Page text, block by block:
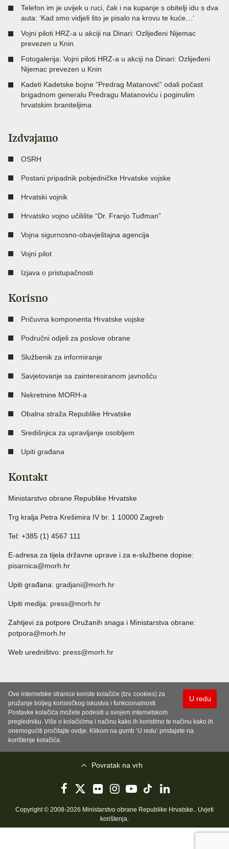
Telefon im je uvijek u ruci, čak i na kupanje s obitelji idu s dva
auta: ‘Kad smo vidjeli što je pisalo na krovu te kuće…‘
Vojni piloti HRZ-a u akciji na Dinari: Ozlijeđeni Nijemac
prevezen u Knin
Fotogalerija: Vojni piloti HRZ-a u akciji na Dinari: Ozlijeđeni
Nijemac prevezen u Knin
Kadeti Kadetske bojne “Predrag Matanović” odali počast
brigadnom generalu Predragu Matanoviću i poginulim
hrvatskim braniteljima
Izdvajamo
OSRH
Postani pripadnik pobjedničke Hrvatske vojske
Hrvatski vojnik
Hrvatsko vojno učilište “Dr. Franjo Tuđman”
Vojna sigurnosno-obavještajna agencija
Vojni pilot
Izjava o pristupačnosti
Korisno
Pričuvna komponenta Hrvatske vojske
Područni odjeli za poslove obrane
Službenik za informiranje
Savjetovanje sa zainteresiranom javnošću
Nekretnine MORH-a
Obalna straža Republike Hrvatske
Središnjica za upravljanje osobljem
Upiti građana
Kontakt
Ministarstvo obrane Republike Hrvatske
Trg kralja Petra Krešimira IV br. 1 10000 Zagreb
Tel: +385 (1) 4567 111
E-adresa za tijela državne uprave i za e-službene dopise:
pisarnica@morh.hr
Upiti građana: gradjani@morh.hr
Upiti medija: press@morh.hr
Zahtjevi za potpore Oružanih snaga i Ministarstva obrane:
potpora@morh.hr
Web uredništvo: press@morh.hr
U redu
Ove internetske stranice koriste kolačiće (tzv. cookies) za
pružanje boljeg korisničkog iskustva i funkcionalnosti.
Postavke kolačića možete podesiti u svojem internetskom
pregledniku. Više o kolačićima i načinu kako ih koristimo te načinu kako ih
onemogućiti pročitajte ovdje. Klikom na gumb ‘U redu’ pristajete na
korištenje kolačića.
Povratak na vrh
Copyright © 2008-2026 Ministarstvo obrane Republike Hrvatske.. Uvjeti
korištenja.